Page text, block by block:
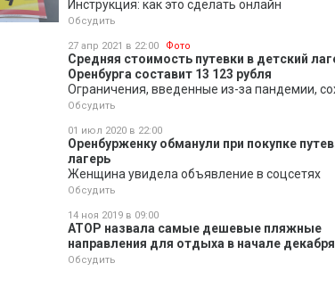
Инструкция: как это сделать онлайн
Обсудить
27 апр 2021 в 22:00 Фото
Средняя стоимость путевки в детский
Оренбурга составит 13 123 рубля
Ограничения, введенные из-за пандемии,
Обсудить
01 июл 2020 в 22:00
Оренбурженку обманули при покупке
лагерь
Женщина увидела объявление в соцсетях
Обсудить
14 ноя 2019 в 09:00
АТОР назвала самые дешевые пляжные
направления для отдыха в начале декабря
Обсудить